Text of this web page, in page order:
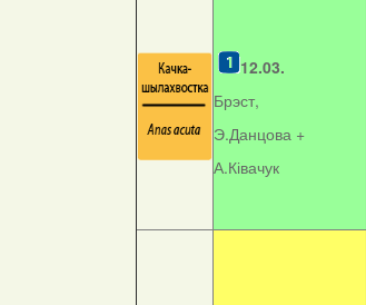
12.03.
Брэст,
Э.Данцова +
А.Ківачук